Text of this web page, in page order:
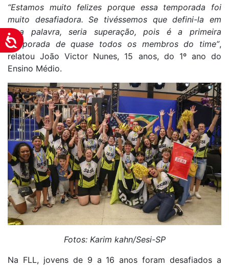
Acessibilidade
“Estamos muito felizes porque essa temporada foi
muito desafiadora. Se tivéssemos que defini-la em
uma palavra, seria superação, pois é a primeira
temporada de quase todos os membros do time”,
relatou João Victor Nunes, 15 anos, do 1º ano do
Ensino Médio.
Fotos: Karim kahn/Sesi-SP
Na FLL, jovens de 9 a 16 anos foram desafiados a